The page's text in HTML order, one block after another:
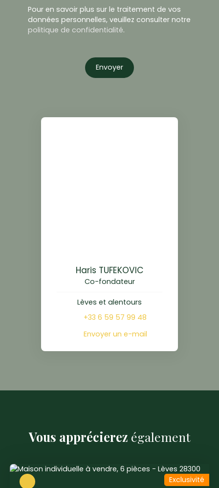
Pour en savoir plus sur le traitement de vos
données personnelles, veuillez consulter notre
politique de confidentialité.
Envoyer
Haris TUFEKOVIC
Co-fondateur
Lèves et alentours
+33 6 59 57 99 48
Envoyer un e-mail
Vous apprécierez également
Exclusivité